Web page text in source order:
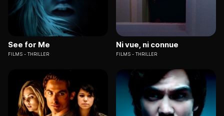
See for Me
FILMS THRILLER
Ni vue, ni connue
FILMS THRILLER